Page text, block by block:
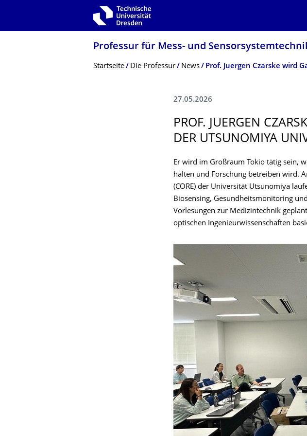
Zur Hauptnavigation springen
Professur für Mess- und
Breadcrumb-Menü
Startseite Die Professur News
27.05.2026
­PROF. JUERGEN
DER UTSUNOMIYA
Er wird im Großraum Tokio tätig sein,
halten und Forschung betreiben wird.
(CORE) der Universität Utsunomiya
Biosensing, Gesundheitsmonitoring
Vorlesungen zur Medizintechnik
optischen Ingenieurwissenschaften